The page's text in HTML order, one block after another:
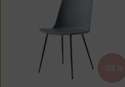
−35 %